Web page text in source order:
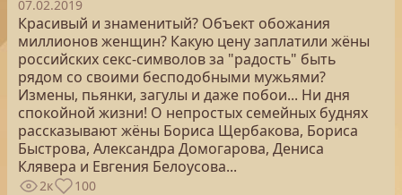
07.02.2019
Красивый и знаменитый? Объект обожания
миллионов женщин? Какую цену заплатили жёны
российских секс-символов за "радость" быть
рядом со своими бесподобными мужьями?
Измены, пьянки, загулы и даже побои... Ни дня
спокойной жизни! О непростых семейных буднях
рассказывают жёны Бориса Щербакова, Бориса
Быстрова, Александра Домогарова, Дениса
Клявера и Евгения Белоусова...
2к 100